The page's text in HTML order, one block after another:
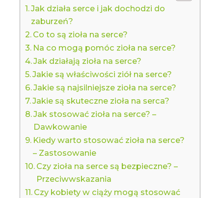
Jak działa serce i jak dochodzi do
zaburzeń?
Co to są zioła na serce?
Na co mogą pomóc zioła na serce?
Jak działają zioła na serce?
Jakie są właściwości ziół na serce?
Jakie są najsilniejsze zioła na serce?
Jakie są skuteczne zioła na serca?
Jak stosować zioła na serce? –
Dawkowanie
Kiedy warto stosować zioła na serce?
– Zastosowanie
Czy zioła na serce są bezpieczne? –
Przeciwwskazania
Czy kobiety w ciąży mogą stosować